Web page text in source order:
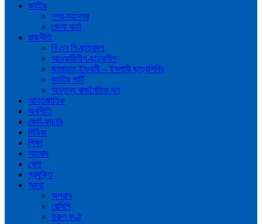
জাতীয়
নগর-মহানগর
জেলা বার্তা
রাজনীতি
বি এন পি-ছাত্রদল
আওয়ামীলীগ-ছাত্রলীগ
জামায়াত ইসলামী – ইসলামী ছাত্রশিবির
জাতীয় পার্টি
অন্যান্য রাজনৈতিক দল
আন্তর্জাতিক
অর্থনীতি
কোর্ট-কাচারি
মিডিয়া
শিক্ষা
আমোদ
খেলা
প্রযুক্তি
আরো
অপরাধ
রেসিপি
তরুণ কণ্ঠ